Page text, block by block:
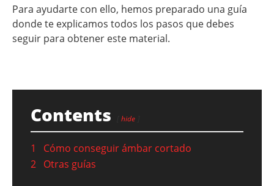
Para ayudarte con ello, hemos preparado una guía
donde te explicamos todos los pasos que debes
seguir para obtener este material.
Contents hide
1
Cómo conseguir ámbar cortado
2 Otras guías